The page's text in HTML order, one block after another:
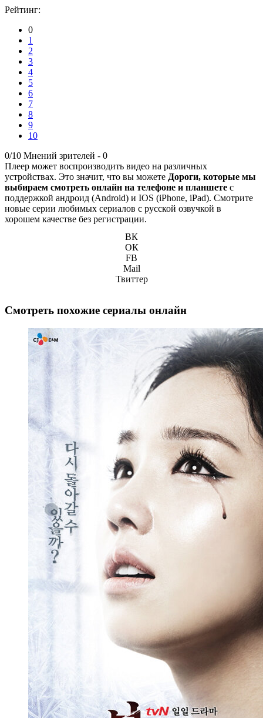
Рейтинг:
0
1
2
3
4
5
6
7
8
9
10
0/10 Мнений зрителей - 0
Плеер может воспроизводить видео на различных
устройствах. Это значит, что вы можете Дороги, которые мы
выбираем смотреть онлайн на телефоне и планшете с
поддержкой андроид (Android) и IOS (iPhone, iPad). Смотрите
новые серии любимых сериалов с русской озвучкой в
хорошем качестве без регистрации.
ВК
ОК
FB
Mail
Твиттер
Смотреть похожие сериалы онлайн